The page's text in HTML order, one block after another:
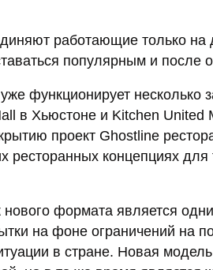
работающие только на
популярным и после
функционирует несколько
в Хьюстоне и Kitchen
проект Ghostline
ресторанных концепциях
нового формата является
на фоне ограничений на
в стране. Новая